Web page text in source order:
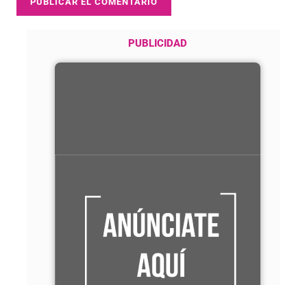
PUBLICIDAD